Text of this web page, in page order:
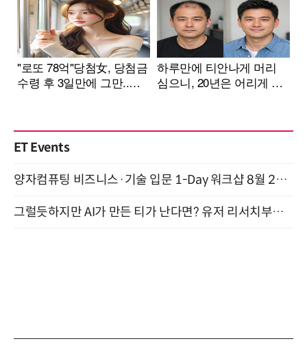
ET Events
양자컴퓨팅 비즈니스·기술 입문 1-Day 워크샵 8월 28일 개최
그럴듯하지만 AI가 만든 티가 난다면? 유저 리서치부터 배포까지! (9/15)